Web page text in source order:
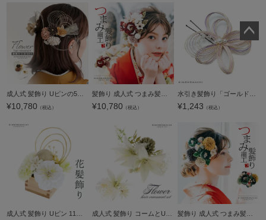
¥10,780 （税込） ¥10,780 （税込） ¥1,243 （税込）
ペー